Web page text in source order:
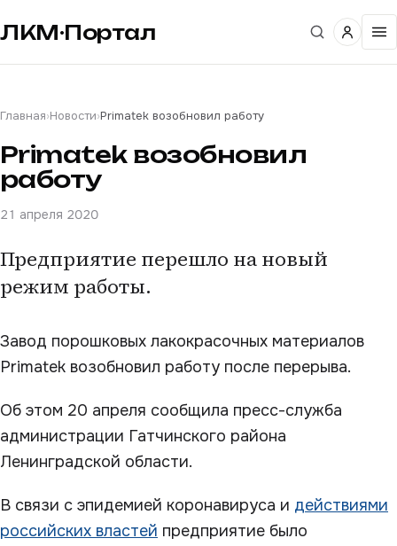
ЛКМ·Портал
Главная›Новости›Primatek возобновил работу
Primatek возобновил
работу
21 апреля 2020
Предприятие перешло на новый
режим работы.
Завод порошковых лакокрасочных материалов
Primatek возобновил работу после перерыва.
Об этом 20 апреля сообщила пресс-служба
администрации Гатчинского района
Ленинградской области.
В связи с эпидемией коронавируса и действиями
российских властей предприятие было